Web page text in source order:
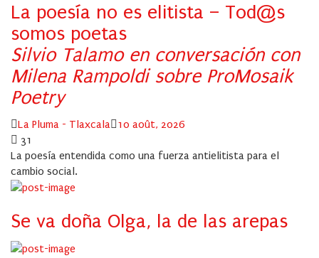
La poesía no es elitista – Tod@s
somos poetas
Silvio Talamo en conversación con
Milena Rampoldi sobre ProMosaik
Poetry
Author
La Pluma - Tlaxcala
Posted
10 août, 2026
31
La poesía entendida como una fuerza antielitista para el
cambio social.
Se va doña Olga, la de las arepas